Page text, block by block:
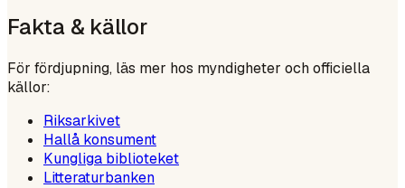
Fakta & källor
För fördjupning, läs mer hos myndigheter och officiella
källor:
Riksarkivet
Hallå konsument
Kungliga biblioteket
Litteraturbanken